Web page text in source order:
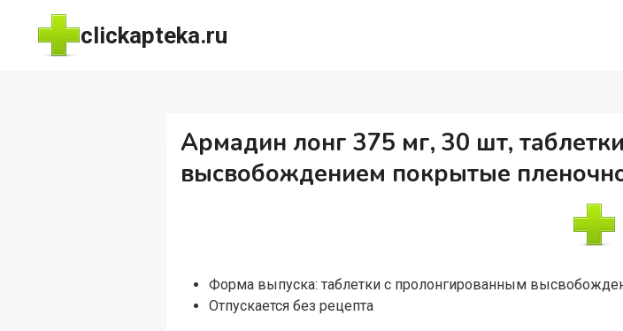
Перейти
содержимому
clickapteka.ru
Армадин лонг 375 мг, 30 шт,
высвобождением покрытые
Форма выпуска: таблетки с пролонгированным
Отпускается без рецепта